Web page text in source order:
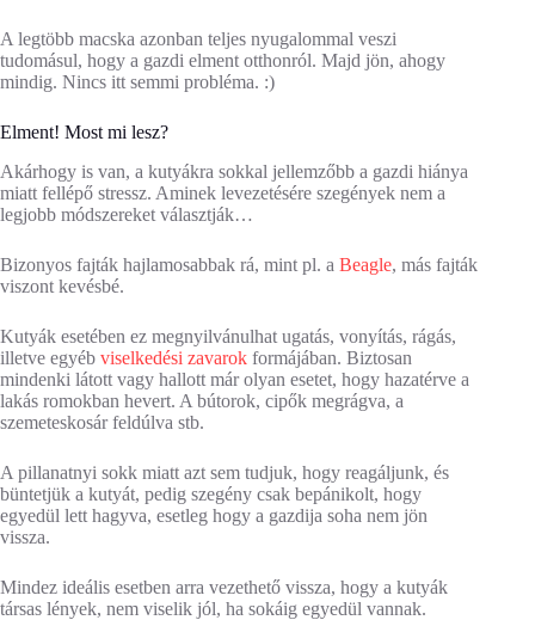
A legtöbb macska azonban teljes nyugalommal veszi
tudomásul, hogy a gazdi elment otthonról. Majd jön, ahogy
mindig. Nincs itt semmi probléma. :)
Elment! Most mi lesz?
Akárhogy is van, a kutyákra sokkal jellemzőbb a gazdi hiánya
miatt fellépő stressz. Aminek levezetésére szegények nem a
legjobb módszereket választják…
Bizonyos fajták hajlamosabbak rá, mint pl. a Beagle, más fajták
viszont kevésbé.
Kutyák esetében ez megnyilvánulhat ugatás, vonyítás, rágás,
illetve egyéb viselkedési zavarok formájában. Biztosan
mindenki látott vagy hallott már olyan esetet, hogy hazatérve a
lakás romokban hevert. A bútorok, cipők megrágva, a
szemeteskosár feldúlva stb.
A pillanatnyi sokk miatt azt sem tudjuk, hogy reagáljunk, és
büntetjük a kutyát, pedig szegény csak bepánikolt, hogy
egyedül lett hagyva, esetleg hogy a gazdija soha nem jön
vissza.
Mindez ideális esetben arra vezethető vissza, hogy a kutyák
társas lények, nem viselik jól, ha sokáig egyedül vannak.